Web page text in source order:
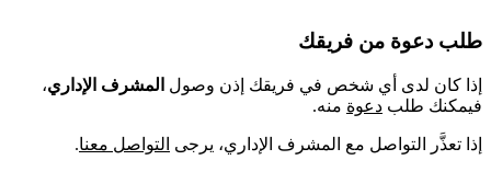
طلب دعوة من فريقك
إذا كان لدى أي شخص في فريقك إذن وصول المشرف الإداري،
فيمكنك طلب دعوة منه.
إذا تعذَّر التواصل مع المشرف الإداري، يرجى التواصل معنا.